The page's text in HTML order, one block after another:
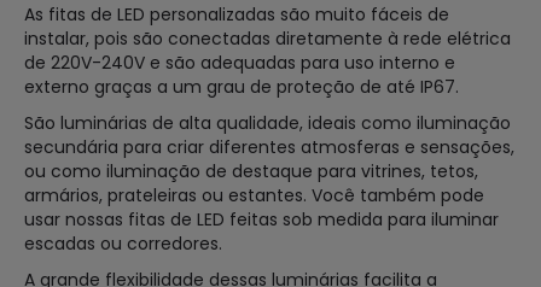
As fitas de LED personalizadas são muito fáceis de
instalar, pois são conectadas diretamente à rede elétrica
de 220V-240V e são adequadas para uso interno e
externo graças a um grau de proteção de até IP67.
São luminárias de alta qualidade, ideais como iluminação
secundária para criar diferentes atmosferas e sensações,
ou como iluminação de destaque para vitrines, tetos,
armários, prateleiras ou estantes. Você também pode
usar nossas fitas de LED feitas sob medida para iluminar
escadas ou corredores.
A grande flexibilidade dessas luminárias facilita a